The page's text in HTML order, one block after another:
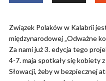
Związek Polaków w Kalabrii
międzynarodowej „Odważne
Za nami już 3. edycja tego
4-7. maja spotkały się kobiety
Słowacji, żeby w bezpiecznej